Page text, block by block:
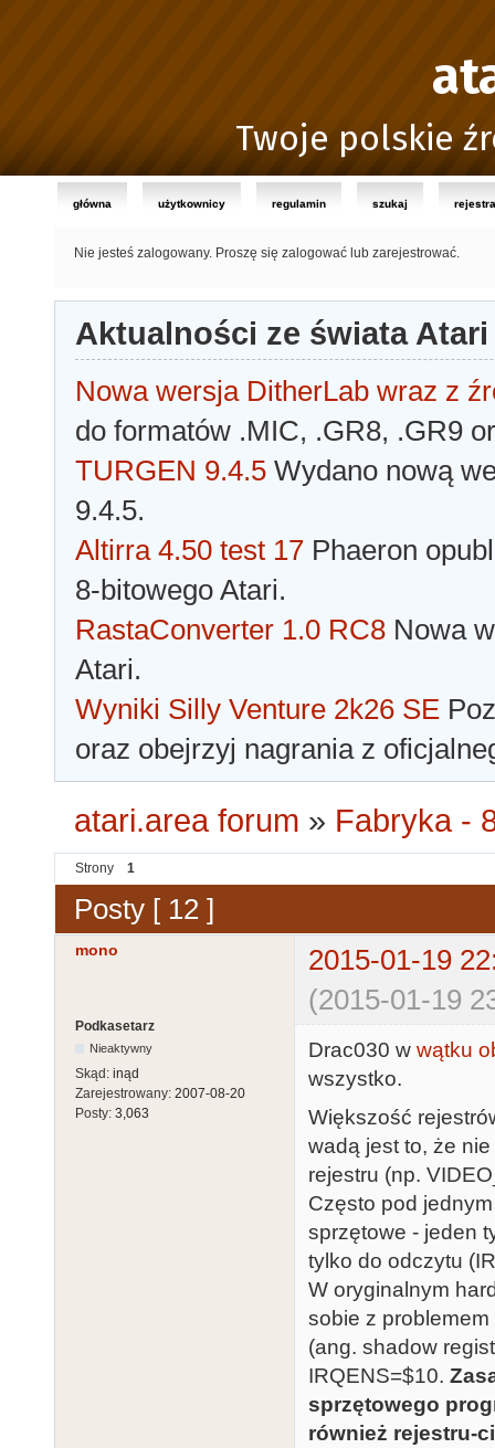
Twoje polskie
główna użytkownicy regulamin szukaj
Nie jesteś zalogowany. Proszę się zalogować lub zarejestrować.
Aktualności ze świata Atari
Nowa wersja DitherLab wraz z
do formatów .MIC, .GR8, .GR9
TURGEN 9.4.5 Wydano nową
9.4.5.
Altirra 4.50 test 17 Phaeron
8-bitowego Atari.
RastaConverter 1.0 RC8 Nowa
Atari.
Wyniki Silly Venture 2k26 SE
oraz obejrzyj nagrania z
atari.area forum » Fabryka -
Strony 1
Posty [ 12 ]
mono
2015-01-19
(2015-01-19
Podkasetarz
Nieaktywny
Skąd: inąd
Zarejestrowany: 2007-08-20
Posty: 3,063
Drac030 w wątku
wszystko.
Większość
wadą jest to, że
rejestru (np.
Często pod
sprzętowe - jeden
tylko do odczytu
W oryginalnym
sobie z
(ang. shadow
IRQENS=$10.
sprzętowego
również rejestru-